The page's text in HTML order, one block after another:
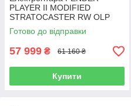
PLAYER II MODIFIED
STRATOCASTER RW OLP
Готово до відправки
57 999 ₴ 61 160 ₴
Купити